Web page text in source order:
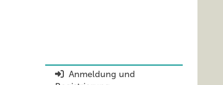
Anmeldung und